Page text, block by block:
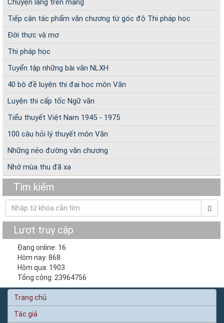
Chuyện làng trên mạng
Tiếp cận tác phẩm văn chương từ góc độ Thi pháp học
Đời thực và mơ
Thi pháp học
Tuyển tập những bài văn NLXH
40 bộ đề luyện thi đại học môn Văn
Luyện thi cấp tốc Ngữ văn
Tiểu thuyết Việt Nam 1945 - 1975
100 câu hỏi lý thuyết môn Văn
Những nẻo đường văn chương
Nhớ mùa thu đã xa
Tìm kiếm
Lượt truy cập
Đang online: 16
Hôm nay: 868
Hôm qua: 1903
Tổng cộng: 23964756
Trang chủ
Tác giả